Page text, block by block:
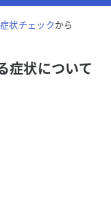
状チェックから
症状について